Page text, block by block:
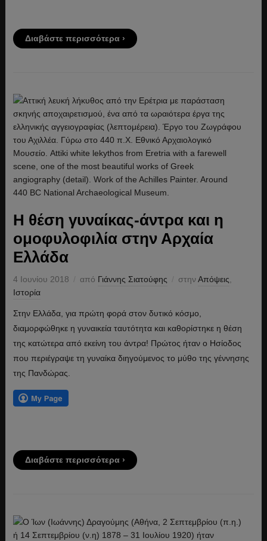
Διαβάστε περισσότερα ›
Η θέση γυναίκας-άντρα και η
ομοφυλοφιλία στην Αρχαία
Ελλάδα
4 Ιουνίου 2018 από Γιάννης Σιατούφης στηνΑπόψεις
Ιστορία
Στην Ελλάδα, για πρώτη φορά στον δυτικό κόσμο,
διαμορφώθηκε η γυναικεία ταυτότητα και καθορίστηκε η θέση
της κατώτερα από εκείνη του άντρα! Πρώτος ήταν ο Ησίοδος
που περιέγραψε τη γυναίκα διηγούμενος το μύθο της γέννησης
της Πανδώρας.
Διαβάστε περισσότερα ›